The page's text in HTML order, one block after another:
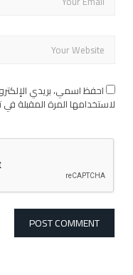
احفظ اسمي، بريدي
لاستخدامها المرة المقبلة